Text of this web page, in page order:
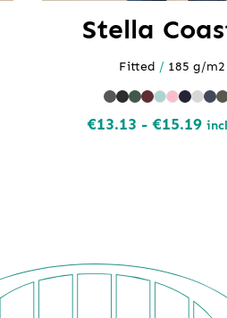
Stella
Fitted / 185 g/m2
€13.13 - €15.19